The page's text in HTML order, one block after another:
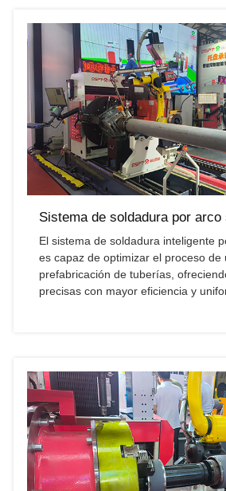
Sistema de soldadura por arco
El sistema de soldadura inteligente
es capaz de optimizar el proceso de
prefabricación de tuberías,
precisas con mayor eficiencia y